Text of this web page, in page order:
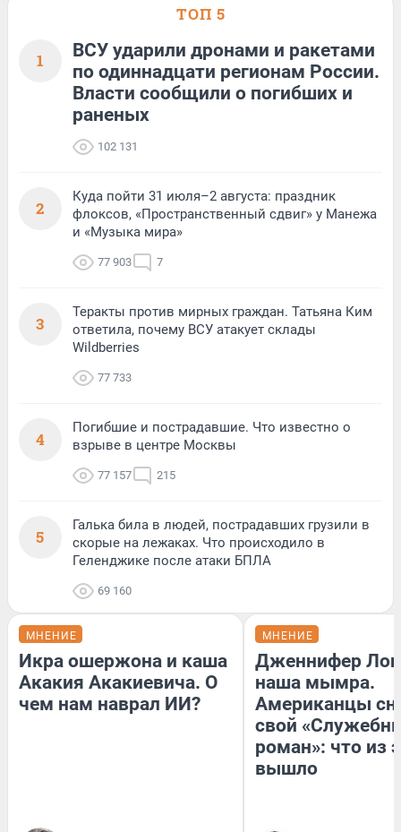
ТОП 5
1
ВСУ ударили дронами и ракетами
по одиннадцати регионам России.
Власти сообщили о погибших и
раненых
102 131
2
Куда пойти 31 июля–2 августа: праздник
флоксов, «Пространственный сдвиг» у Манежа
и «Музыка мира»
77 903 7
3
Теракты против мирных граждан. Татьяна Ким
ответила, почему ВСУ атакует склады
Wildberries
77 733
4
Погибшие и пострадавшие. Что известно о
взрыве в центре Москвы
77 157 215
5
Галька била в людей, пострадавших грузили в
скорые на лежаках. Что происходило в
Геленджике после атаки БПЛА
69 160
МНЕНИЕ
Икра ошержона и каша
Акакия Акакиевича. О
чем нам наврал ИИ?
МНЕНИЕ
Дженнифер
наша мымра.
Американцы
свой
роман»: что из
вышло